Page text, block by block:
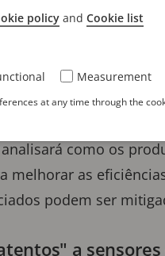
houve grandes
atualmente. A
riscos de segurança
como os
melhorar as
podem ser
a
policy and Cookie list
Measurement
at any time through the